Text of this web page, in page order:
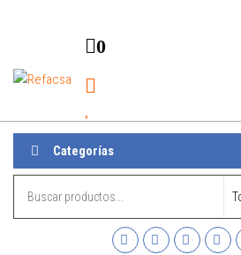
Refacsa
0
Categorías